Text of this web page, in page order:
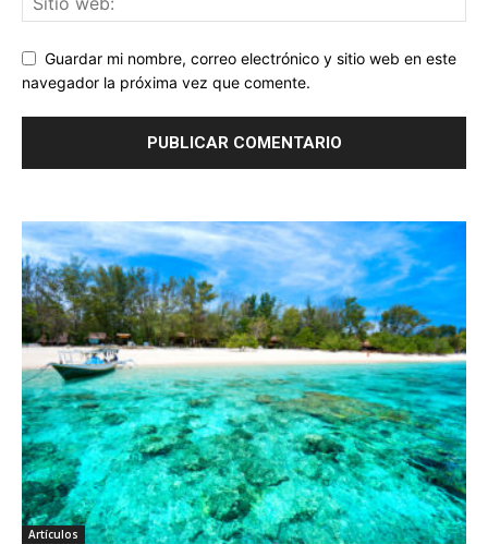
Guardar mi nombre, correo electrónico y sitio web en este
navegador la próxima vez que comente.
Artículos